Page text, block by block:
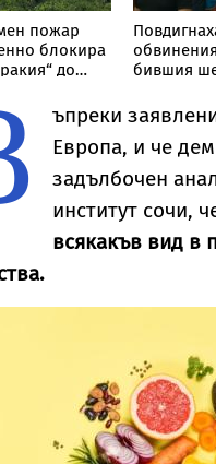
пожар
блокира
до
бившия
ъпреки
Европа, и че
задълбочен
институт сочи,
всякакъв вид в